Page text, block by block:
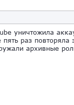
уничтожила
раз повторяла
архивные